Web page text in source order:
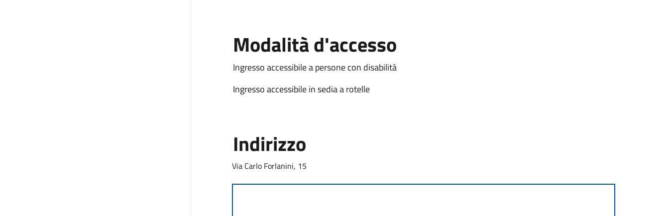
Modalità d'accesso
Ingresso accessibile a persone con disabilità
Ingresso accessibile in sedia a rotelle
Indirizzo
Via Carlo Forlanini, 15